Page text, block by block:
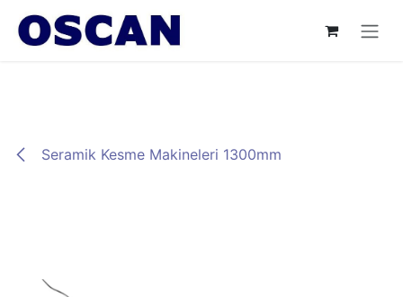
İçereği Atla
Seramik Kesme Makineleri 1300mm